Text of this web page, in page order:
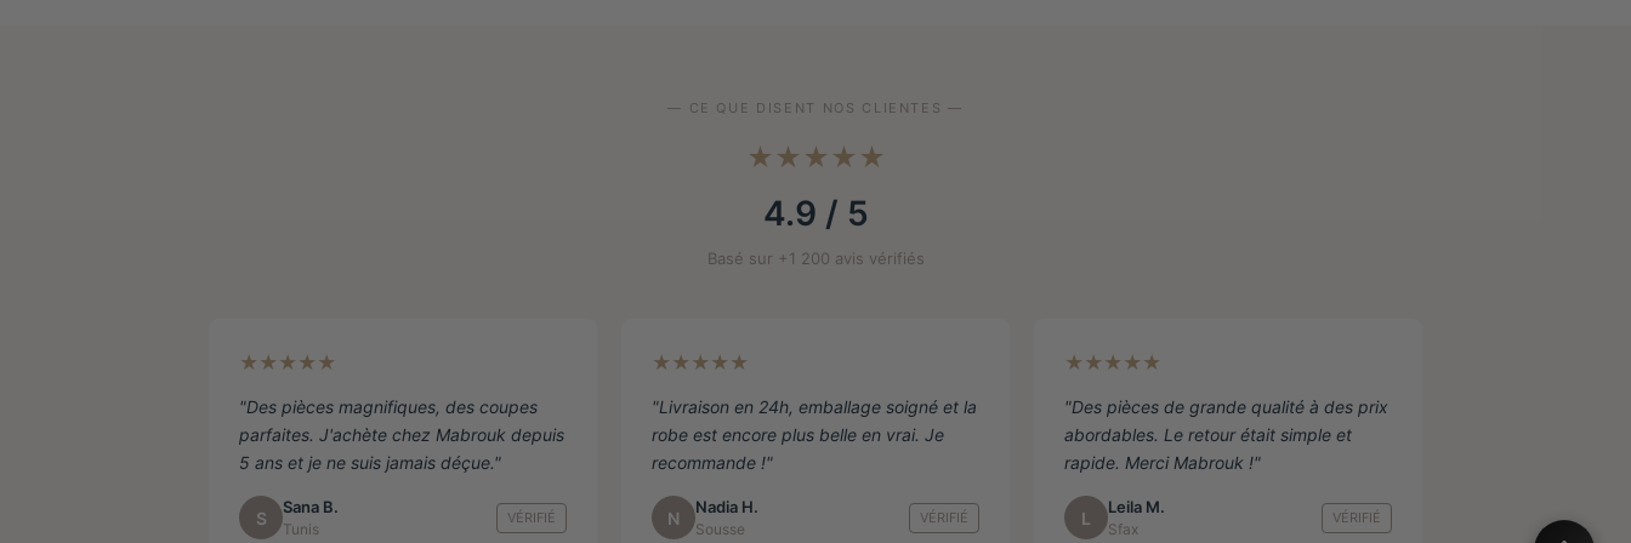
sur
page
produit
— CE QUE DISENT NOS CLIENTES —
★★★★★
4.9 / 5
Basé sur +1 200 avis vérifiés
★★★★★
"Des pièces magnifiques, des coupes
parfaites. J'achète chez Mabrouk depuis
5 ans et je ne suis jamais déçue."
S
Sana B.
Tunis
VÉRIFIÉ
★★★★★
"Livraison en 24h, emballage soigné et la
robe est encore plus belle en vrai. Je
recommande !"
N
Nadia H.
Sousse
VÉRIFIÉ
★★★★★
"Des pièces de grande qualité à des prix
abordables. Le retour était simple et
rapide. Merci Mabrouk !"
L
Leila M.
Sfax
VÉRIFIÉ